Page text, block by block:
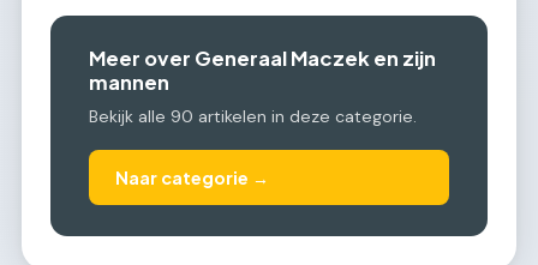
Meer over Generaal Maczek en zijn
mannen
Bekijk alle 90 artikelen in deze categorie.
Naar categorie →